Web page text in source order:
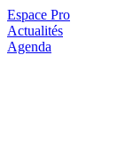
Espace Pro
Actualités
Agenda